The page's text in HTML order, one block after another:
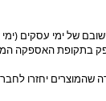
של ימי עסקים (ימי
בתקופת האספקה
שהמוצרים יחזרו